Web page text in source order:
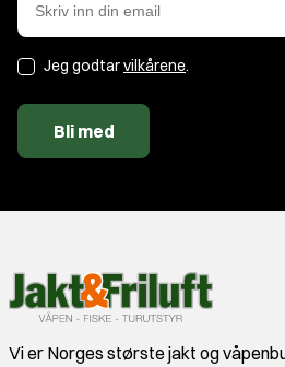
Jeg godtarvilkårene.
Bli med
Vi er Norges største jakt og